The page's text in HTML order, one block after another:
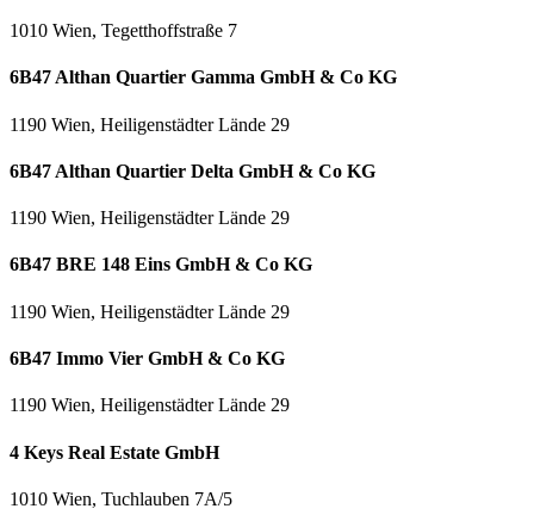
1010 Wien, Tegetthoffstraße 7
6B47 Althan Quartier Gamma GmbH & Co KG
1190 Wien, Heiligenstädter Lände 29
6B47 Althan Quartier Delta GmbH & Co KG
1190 Wien, Heiligenstädter Lände 29
6B47 BRE 148 Eins GmbH & Co KG
1190 Wien, Heiligenstädter Lände 29
6B47 Immo Vier GmbH & Co KG
1190 Wien, Heiligenstädter Lände 29
4 Keys Real Estate GmbH
1010 Wien, Tuchlauben 7A/5